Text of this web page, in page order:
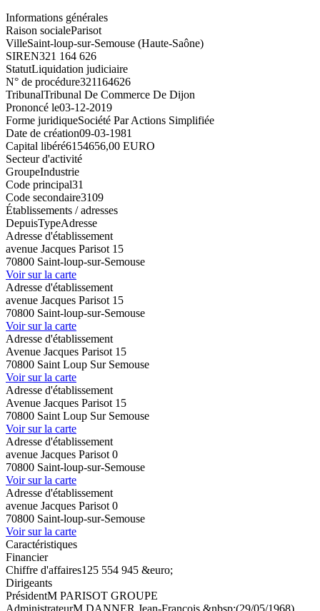
Informations générales
Raison socialeParisot
VilleSaint-loup-sur-Semouse (Haute-Saône)
SIREN321 164 626
StatutLiquidation judiciaire
N° de procédure321164626
TribunalTribunal De Commerce De Dijon
Prononcé le03-12-2019
Forme juridiqueSociété Par Actions Simplifiée
Date de création09-03-1981
Capital libéré6154656,00 EURO
Secteur d'activité
GroupeIndustrie
Code principal31
Code secondaire3109
Établissements / adresses
DepuisTypeAdresse
Adresse d'établissement
avenue Jacques Parisot 15
70800 Saint-loup-sur-Semouse
Voir sur la carte
Adresse d'établissement
avenue Jacques Parisot 15
70800 Saint-loup-sur-Semouse
Voir sur la carte
Adresse d'établissement
Avenue Jacques Parisot 15
70800 Saint Loup Sur Semouse
Voir sur la carte
Adresse d'établissement
Avenue Jacques Parisot 15
70800 Saint Loup Sur Semouse
Voir sur la carte
Adresse d'établissement
avenue Jacques Parisot 0
70800 Saint-loup-sur-Semouse
Voir sur la carte
Adresse d'établissement
avenue Jacques Parisot 0
70800 Saint-loup-sur-Semouse
Voir sur la carte
Caractéristiques
Financier
Chiffre d'affaires125 554 945 &euro;
Dirigeants
PrésidentM PARISOT GROUPE
AdministrateurM DANNER Jean-François &nbsp;(29/05/1968)